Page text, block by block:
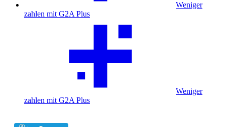
Weniger
zahlen mit G2A Plus
Weniger
zahlen mit G2A Plus